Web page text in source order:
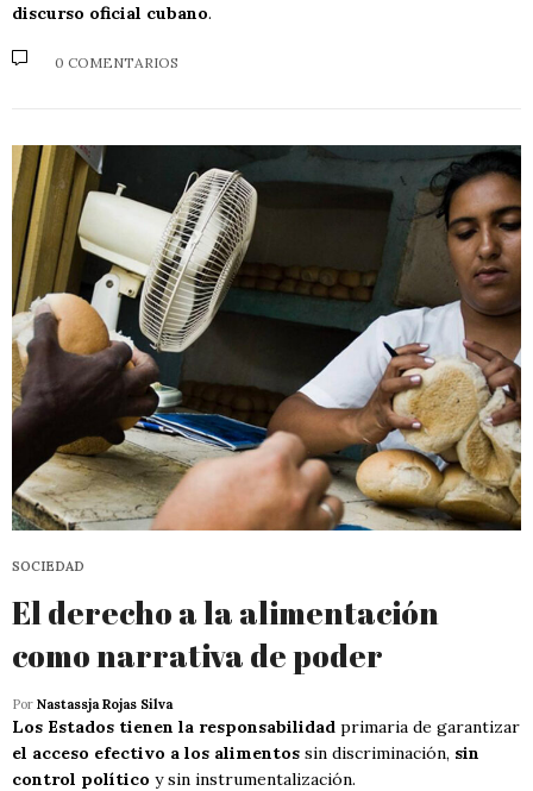
discurso oficial cubano.
0 COMENTARIOS
SOCIEDAD
El derecho a la alimentación
como narrativa de poder
Por Nastassja Rojas Silva
Los Estados tienen la responsabilidad primaria de garantizar
el acceso efectivo a los alimentos sin discriminación, sin
control político y sin instrumentalización.